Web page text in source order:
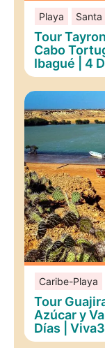
Playa
Tour
Cabo
Ibagué | 4
Caribe-Playa
Tour
Azúcar y
Días |